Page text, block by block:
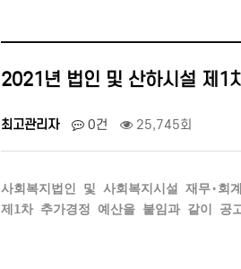
2021년 법인 및 산하시설 제1
최고관리자 0건 25,745회
사회복지법인 및 사회복지시설 재무·
제1차 추가경정 예산을 붙임과 같이 공